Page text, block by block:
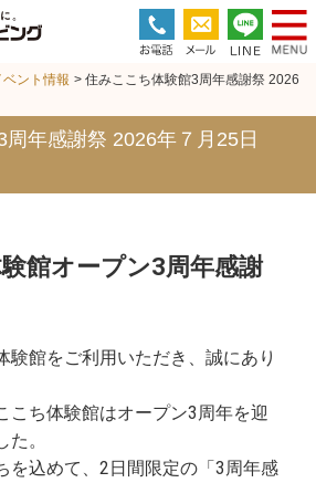
ベント情報 > 住みここち体験館3周年感謝祭 2026
年感謝祭 2026年７月25日
館オープン3周年感謝
験館をご利用いただき、誠にあり
こち体験館はオープン3周年を迎
。
を込めて、2日間限定の「3周年感